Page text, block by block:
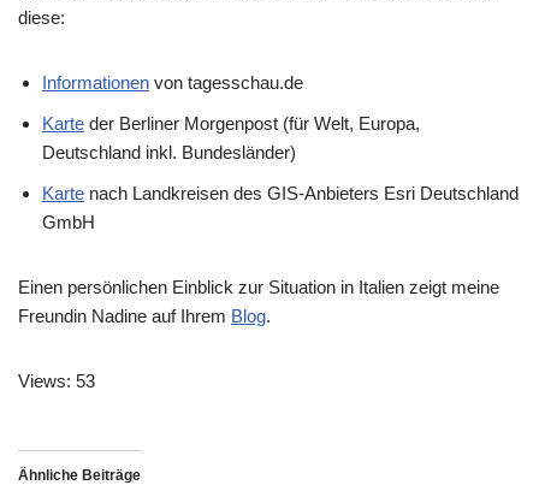
diese:
Informationen von tagesschau.de
Karte der Berliner Morgenpost (für Welt, Europa,
Deutschland inkl. Bundesländer)
Karte nach Landkreisen des GIS-Anbieters Esri Deutschland
GmbH
Einen persönlichen Einblick zur Situation in Italien zeigt meine
Freundin Nadine auf Ihrem Blog.
Views: 53
Ähnliche Beiträge